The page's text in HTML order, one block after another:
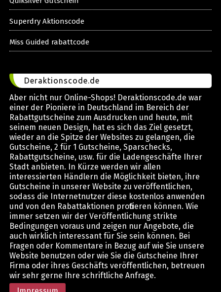
Superdry Aktionscode
Miss Guided rabattcode
Deraktionscode.de
Aber nicht nur Online-Shops! Deraktionscode.de war
einer der Pioniere in Deutschland im Bereich der
Rabattgutscheine zum Ausdrucken und heute, mit
seinem neuen Design, hat es sich das Ziel gesetzt,
wieder an die Spitze der Websites zu gelangen, die
Gutscheine, 2 für 1 Gutscheine, Sparschecks,
Rabattgutscheine, usw. für die Ladengeschäfte Ihrer
Stadt anbieten. In Kürze werden wir allen
interessierten Händlern die Möglichkeit bieten, ihre
Gutscheine in unserer Website zu veröffentlichen,
sodass die Internetnutzer diese kostenlos anwenden
und von den Rabattaktionen profitieren können. Wie
immer setzen wir der Veröffentlichung strikte
Bedingungen voraus und zeigen nur Angebote, die
auch wirklich interessant für Sie sein können. Bei
Fragen oder Kommentare in Bezug auf wie Sie unsere
Website benutzen oder wie Sie die Gutscheine Ihrer
Firma oder ihres Geschäfts veröffentlichen, betreuen
wir sehr gerne Ihre schriftliche Anfrage.